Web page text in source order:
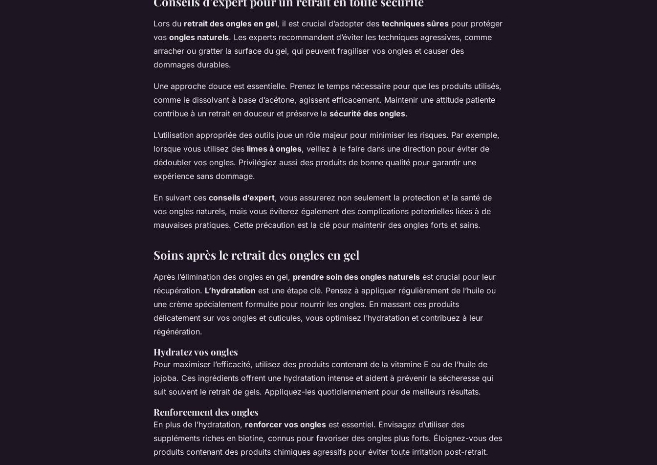
Lors du retrait des ongles en gel, il est crucial d’adopter des techniques sûres pour protéger
vos ongles naturels. Les experts recommandent d’éviter les techniques agressives, comme
arracher ou gratter la surface du gel, qui peuvent fragiliser vos ongles et causer des
dommages durables.
Une approche douce est essentielle. Prenez le temps nécessaire pour que les produits utilisés,
comme le dissolvant à base d’acétone, agissent efficacement. Maintenir une attitude patiente
contribue à un retrait en douceur et préserve la sécurité des ongles.
L’utilisation appropriée des outils joue un rôle majeur pour minimiser les risques. Par exemple,
lorsque vous utilisez des limes à ongles, veillez à le faire dans une direction pour éviter de
dédoubler vos ongles. Privilégiez aussi des produits de bonne qualité pour garantir une
expérience sans dommage.
En suivant ces conseils d’expert, vous assurerez non seulement la protection et la santé de
vos ongles naturels, mais vous éviterez également des complications potentielles liées à de
mauvaises pratiques. Cette précaution est la clé pour maintenir des ongles forts et sains.
Soins après le retrait des ongles en gel
Après l’élimination des ongles en gel, prendre soin des ongles naturels est crucial pour leur
récupération. L’hydratation est une étape clé. Pensez à appliquer régulièrement de l’huile ou
une crème spécialement formulée pour nourrir les ongles. En massant ces produits
délicatement sur vos ongles et cuticules, vous optimisez l’hydratation et contribuez à leur
régénération.
Hydratez vos ongles
Pour maximiser l’efficacité, utilisez des produits contenant de la vitamine E ou de l’huile de
jojoba. Ces ingrédients offrent une hydratation intense et aident à prévenir la sécheresse qui
suit souvent le retrait de gels. Appliquez-les quotidiennement pour de meilleurs résultats.
Renforcement des ongles
En plus de l’hydratation, renforcer vos ongles est essentiel. Envisagez d’utiliser des
suppléments riches en biotine, connus pour favoriser des ongles plus forts. Éloignez-vous des
produits contenant des produits chimiques agressifs pour éviter toute irritation post-retrait.